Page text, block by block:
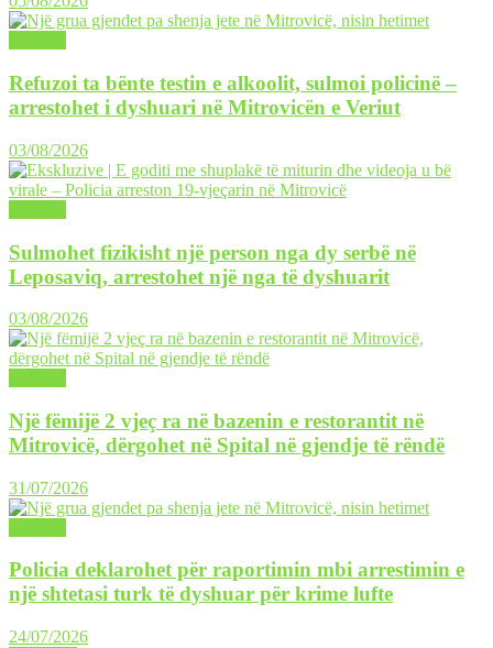
Refuzoi ta bënte testin e alkoolit, sulmoi policinë –
arrestohet i dyshuari në Mitrovicën e Veriut
03/08/2026
Sulmohet fizikisht një person nga dy serbë në
Leposaviq, arrestohet një nga të dyshuarit
03/08/2026
Një fëmijë 2 vjeç ra në bazenin e restorantit në
Mitrovicë, dërgohet në Spital në gjendje të rëndë
31/07/2026
Policia deklarohet për raportimin mbi arrestimin e
një shtetasi turk të dyshuar për krime lufte
24/07/2026